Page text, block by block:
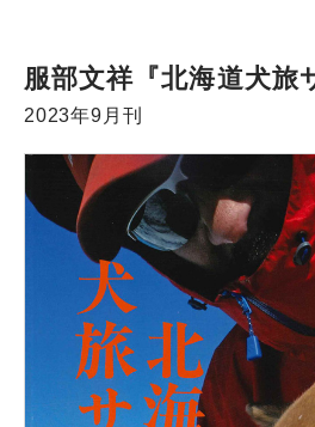
服部文祥『北海道犬旅
2023年9月刊